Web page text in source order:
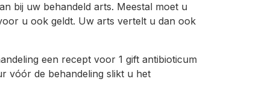
bij uw behandeld arts. Meestal moet u
u ook geldt. Uw arts vertelt u dan ook
een recept voor 1 gift antibioticum
vóór de behandeling slikt u het